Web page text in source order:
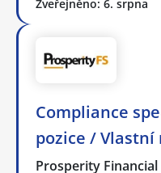
Zveřejněno: 6. srpna
Compliance
pozice /
Prosperity